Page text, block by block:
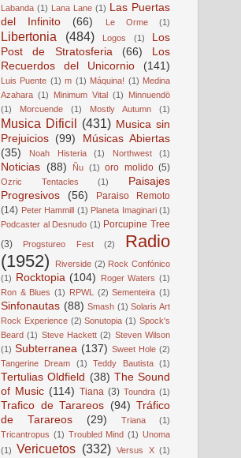
Labanda (1) Lana Lane (1) Las Puertas
del Infinito
(66) Le Orme (1)
Libertonia (484) Logos (1)
Los
Post de Stratosferia
(66)
Los
Recuerdos del Unicornio
(141)
Luis Puente (1) m (1) Máquina! (1) Medina
Azahara (1) Minimum Vital (1)
Minnuendö
(1)
Morcuende (1) Mostly Autumn (1)
Musica Dificil (431) Musica sin
Prejuicios (99)
Músicas Abiertas
(35)
Noah Histeria (1) Northwest (1)
Noticias (88) Ñu (1) oro molido (5)
Ozric Tentacles (1)
Paisajes
Progresivos
(56)
Paraiso Remoto
(14) Peter Hammill (1) Planeta Imaginari (1)
Podcaster al Desnudo (1) Porcupine Tree
(3)
Progstureo Fest (2)
Radio
(1952)
Riverside (2) Rock Confónico
(1) Rocktopia (104) Roger Waters (1)
Ron & Blues (1) RPWL (2) Sementeira (1)
Sinfonautas (88) Smash (1) Solaris Art
Rock Experience (2) Sonutopia (1) Spock's
Beard (1) Steve Hackett (2) Steven Wilson
(1) Subterranea (137) Sweet Hole (2)
Tangerine Dream
(1) Teddy Bautista (1)
Tertulias Oldfield (38) The Sound
of Music (114) Tiana (3) Toundra (1)
Trafico de Tarareos (94) Tráfico
de Tarareos
(29) Triana
(1)
Tricantropus (1) Troubled Mind (1) Unoma
(1)
Vericuetos (332) Versus X (1)